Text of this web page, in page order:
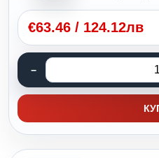
€63.46 / 124.12лв